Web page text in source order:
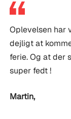
Oplevelsen har
dejligt at
ferie. Og at der
super fedt !
Martin,